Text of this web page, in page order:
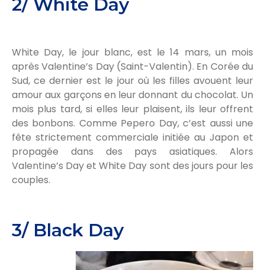
2/ White Day
White Day, le jour blanc, est le 14 mars, un mois
après Valentine’s Day (Saint-Valentin). En Corée du
Sud, ce dernier est le jour où les filles avouent leur
amour aux garçons en leur donnant du chocolat. Un
mois plus tard, si elles leur plaisent, ils leur offrent
des bonbons. Comme Pepero Day, c’est aussi une
fête strictement commerciale initiée au Japon et
propagée dans des pays asiatiques. Alors
Valentine’s Day et White Day sont des jours pour les
couples.
3/ Black Day